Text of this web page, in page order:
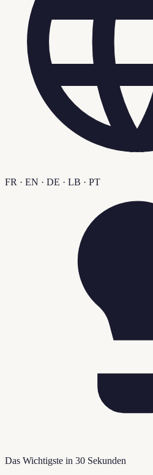
FR · EN · DE · LB · PT
Das Wichtigste in 30 Sekunden